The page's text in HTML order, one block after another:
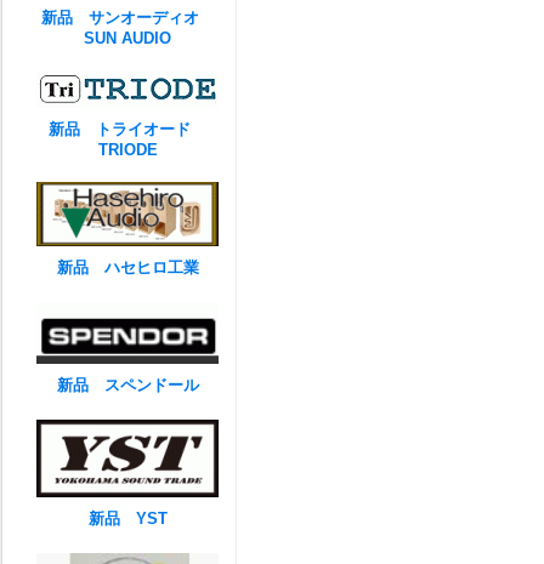
新品 サンオーディオ
SUN AUDIO
新品 トライオード
TRIODE
新品 ハセヒロ工業
新品 スペンドール
新品 YST